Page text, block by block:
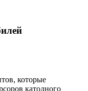
которые
катодного